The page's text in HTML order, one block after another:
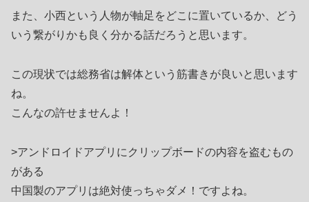
また、小西という人物が軸足をどこに置いているか、どう
いう繋がりかも良く分かる話だろうと思います。
この現状では総務省は解体という筋書きが良いと思います
ね。
こんなの許せませんよ！
>アンドロイドアプリにクリップボードの内容を盗むもの
がある
中国製のアプリは絶対使っちゃダメ！ですよね。